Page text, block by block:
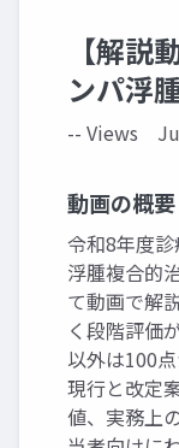
【解説
ンパ浮
-- Views
動画の概要
令和8年度
浮腫複合的
て動画で解
く段階評価
以外は100
現行と改定
値、実務上